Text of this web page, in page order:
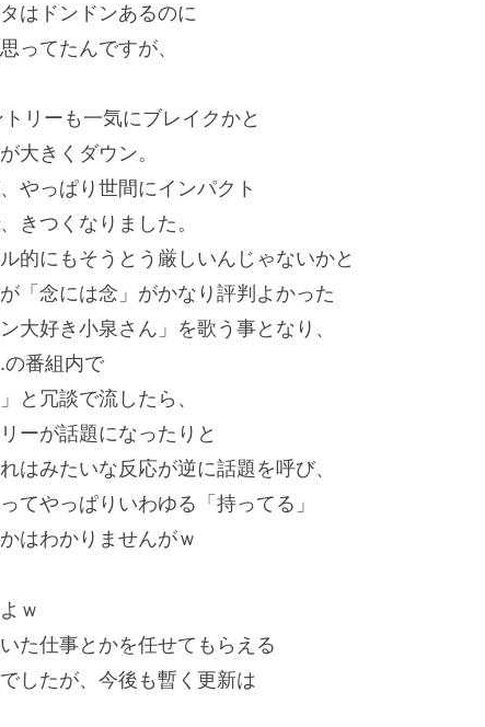
はドンドンあるのに
ってたんですが、
リーも一気にブレイクかと
大きくダウン。
やっぱり世間にインパクト
きつくなりました。
的にもそうとう厳しいんじゃないかと
「念には念」がかなり評判よかった
大好き小泉さん」を歌う事となり、
番組内で
と冗談で流したら、
ーが話題になったりと
はみたいな反応が逆に話題を呼び、
てやっぱりいわゆる「持ってる」
はわかりませんがｗ
ｗ
た仕事とかを任せてもらえる
したが、今後も暫く更新は